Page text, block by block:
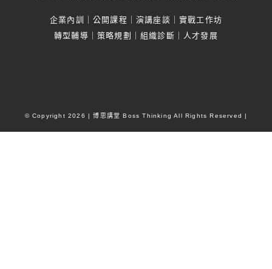
企業內訓｜公開課程｜演講座談｜實戰工作坊
轉型輔導｜策略規劃｜組織診斷｜人才發展
© Copyright 2026 | 博思講堂 Boss Thinking All Rights Reserved |